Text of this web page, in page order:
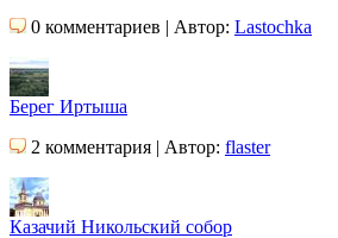
0 комментариев | Автор: Lastochka
Берег Иртыша
2 комментария | Автор: flaster
Казачий Никольский собор